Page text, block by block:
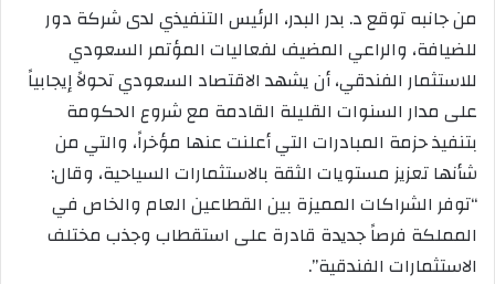
من جانبه توقع د. بدر البدر، الرئيس التنفيذي لدى شركة دور
للضيافة، والراعي المضيف لفعاليات المؤتمر السعودي
للاستثمار الفندقي، أن يشهد الاقتصاد السعودي تحولاً إيجابياً
على مدار السنوات القليلة القادمة مع شروع الحكومة
بتنفيذ حزمة المبادرات التي أعلنت عنها مؤخراً، والتي من
شأنها تعزيز مستويات الثقة بالاستثمارات السياحية، وقال:
“توفر الشراكات المميزة بين القطاعين العام والخاص في
المملكة فرصاً جديدة قادرة على استقطاب وجذب مختلف
الاستثمارات الفندقية”.